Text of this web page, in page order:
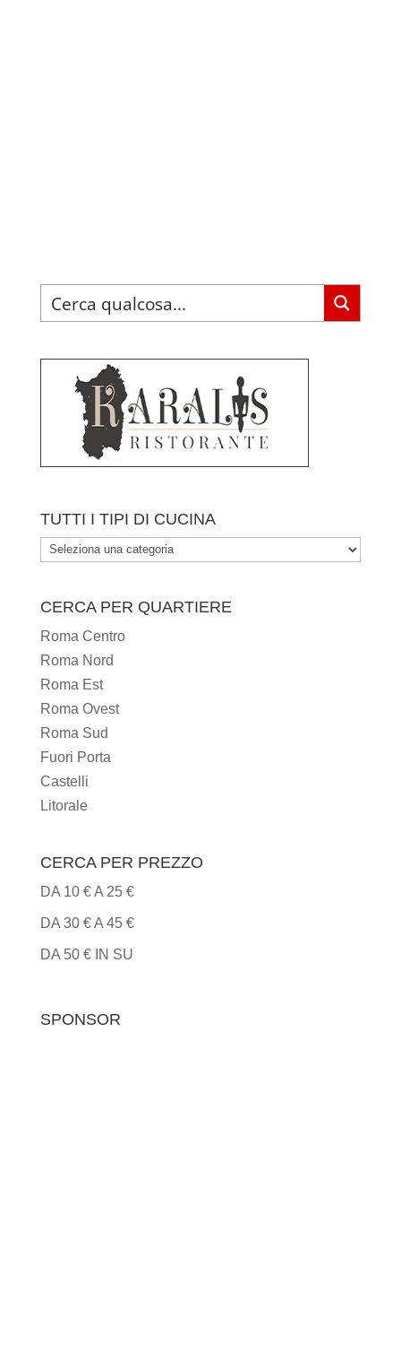
TUTTI I TIPI DI CUCINA
TUTTI
CUCINA
CERCA PER QUARTIERE
Roma Centro
Roma Nord
Roma Est
Roma Ovest
Roma Sud
Fuori Porta
Castelli
Litorale
CERCA PER PREZZO
DA 10 € A 25 €
DA 30 € A 45 €
DA 50 € IN SU
SPONSOR